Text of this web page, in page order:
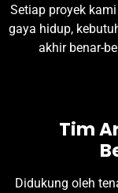
Setiap proyek
gaya hidup,
akhir benar-
Tim
Didukung oleh